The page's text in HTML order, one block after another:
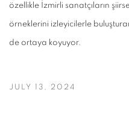
özellikle İzmirli sanatçıların
örneklerini izleyicilerle
de ortaya koyuyor.
JULY 13, 2024